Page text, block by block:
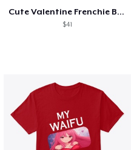
Cute Valentine Frenchie Bulldog
$41